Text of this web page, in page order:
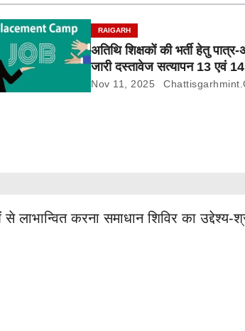
RAIGARH
अतिथि शिक्षकों की भर्ती हेतु
जारी दस्तावेज सत्यापन 13 एवं
Nov 11, 2025
करना समाधान शिविर का उद्देश्य-